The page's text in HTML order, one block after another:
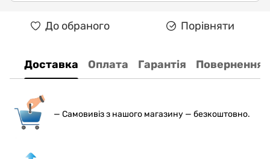
До обраного Порівняти
Доставка Оплата Гарантія Повернення
— Самовивіз з нашого магазину — безкоштовно.